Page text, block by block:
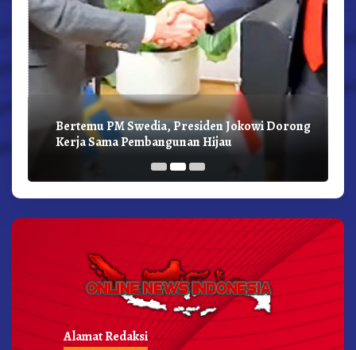
Bertemu PM Swedia, Presiden Jokowi Dorong
Kerja Sama Pembangunan Hijau
Alamat Redaksi